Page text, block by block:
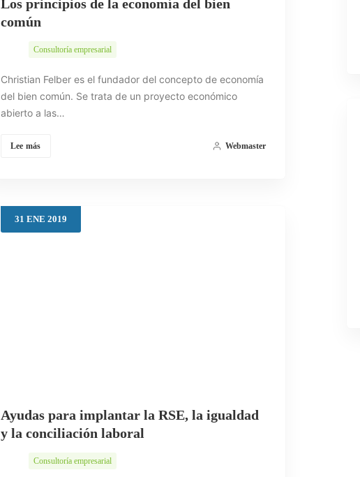
Los principios de la economía del bien
común
Consultoría empresarial
Christian Felber es el fundador del concepto de economía
del bien común. Se trata de un proyecto económico
abierto a las…
Lee más Webmaster
31 ENE 2019
Ayudas para implantar la RSE, la igualdad
y la conciliación laboral
Consultoría empresarial